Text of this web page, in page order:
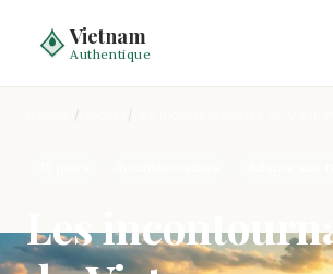
Vietnam
Authentique
/ /
Les